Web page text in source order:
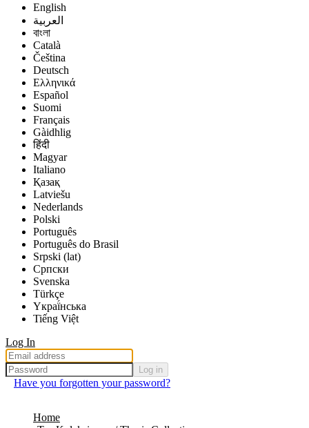
English
العربية
বাংলা
Català
Čeština
Deutsch
Ελληνικά
Español
Suomi
Français
Gàidhlig
हिंदी
Magyar
Italiano
Қазақ
Latviešu
Nederlands
Polski
Português
Português do Brasil
Srpski (lat)
Српски
Svenska
Türkçe
Yкраї́нська
Tiếng Việt
Log In
Log in
Have you forgotten your password?
Home